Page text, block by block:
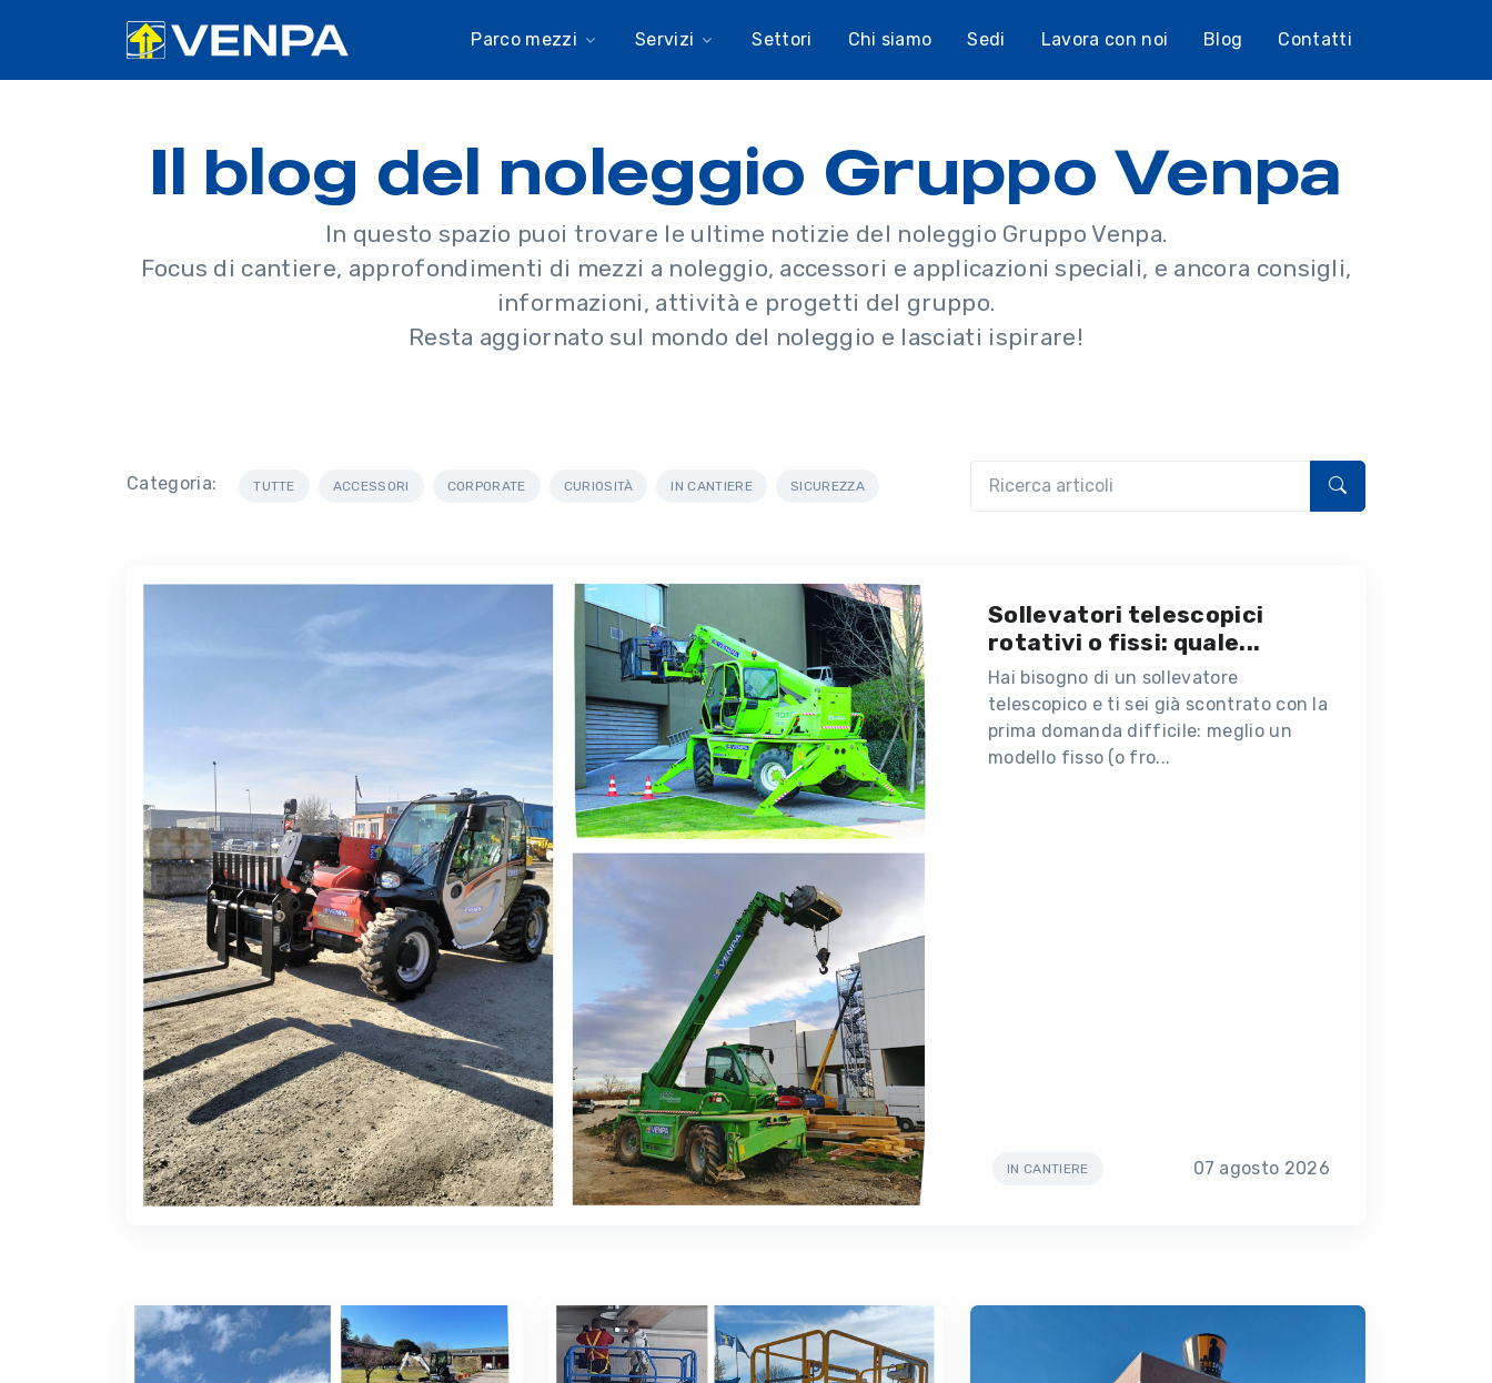
Parco mezzi Servizi Settori Chi siamo Sedi Lavora con noi Blog Contatti
Il blog del noleggio Gruppo Venpa
In questo spazio puoi trovare le ultime notizie del noleggio Gruppo Venpa.
Focus di cantiere, approfondimenti di mezzi a noleggio, accessori e applicazioni speciali, e ancora consigli,
informazioni, attività e progetti del gruppo.
Resta aggiornato sul mondo del noleggio e lasciati ispirare!
Categoria: TUTTE ACCESSORI CORPORATE CURIOSITÀ IN CANTIERE SICUREZZA
Sollevatori telescopici
rotativi o fissi: quale...
Hai bisogno di un sollevatore
telescopico e ti sei già scontrato con la
prima domanda difficile: meglio un
modello fisso (o fro...
IN CANTIERE 07 agosto 2026